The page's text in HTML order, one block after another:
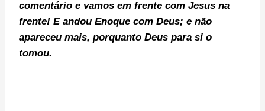
comentário e vamos em frente com Jesus na
frente!E andou Enoque com Deus; e não
apareceu mais, porquanto Deus para si o
tomou.